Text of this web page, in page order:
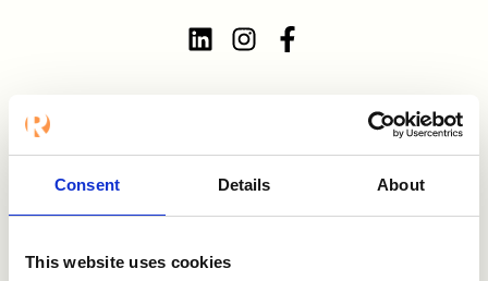
Consent Details About
This website uses cookies
Annat på vår blogg